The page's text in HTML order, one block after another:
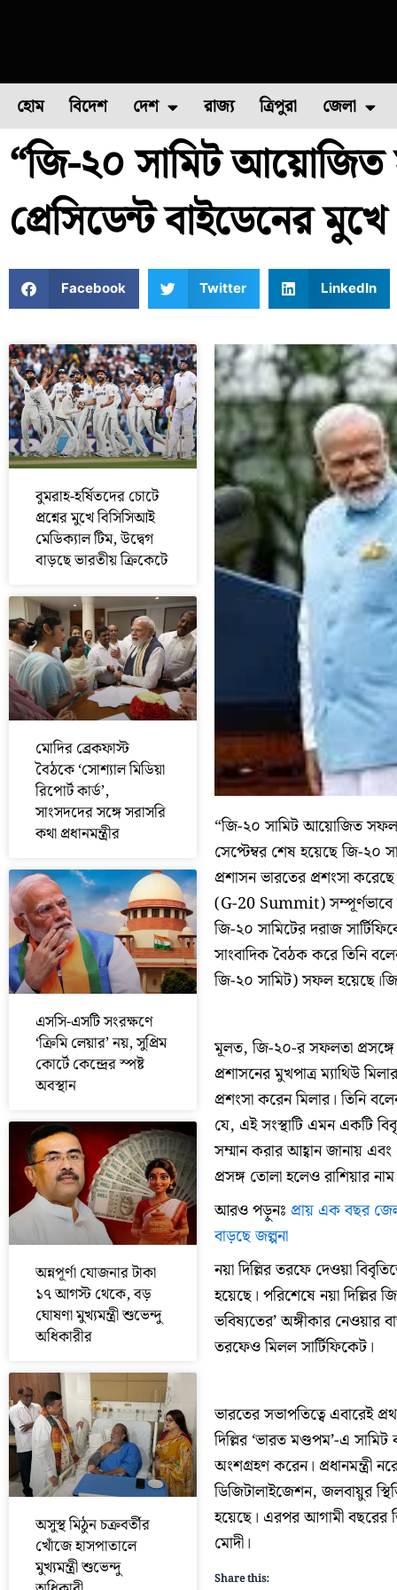
হোম বিদেশ দেশ
ফুল চাষ ফল চাষ মাছ চাষ পোল্ট্রি
রাজ্য ত্রিপুরা জেলা
উত্তর ২৪
“জি-২০ সামিট আয়োজিত
প্রেসিডেন্ট বাইডেনের মুখে
Facebook Twitter LinkedIn
বুমরাহ-হর্ষিতদের চোটে
প্রশ্নের মুখে বিসিসিআই
মেডিক্যাল টিম, উদ্বেগ
বাড়ছে ভারতীয় ক্রিকেটে
মোদির ব্রেকফাস্ট
বৈঠকে ‘সোশ্যাল মিডিয়া
রিপোর্ট কার্ড’,
সাংসদদের সঙ্গে সরাসরি
কথা প্রধানমন্ত্রীর
এসসি-এসটি সংরক্ষণে
‘ক্রিমি লেয়ার’ নয়, সুপ্রিম
কোর্টে কেন্দ্রের স্পষ্ট
অবস্থান
অন্নপূর্ণা যোজনার টাকা
১৭ আগস্ট থেকে, বড়
ঘোষণা মুখ্যমন্ত্রী শুভেন্দু
অধিকারীর
অসুস্থ মিঠুন চক্রবর্তীর
খোঁজে হাসপাতালে
মুখ্যমন্ত্রী শুভেন্দু
“জি-২০ সামিট আয়োজিত সফল
সেপ্টেম্বর শেষ হয়েছে জি-২০
প্রশাসন ভারতের প্রশংসা
(G-20 Summit) সম্পূর্ণভাবে
জি-২০ সামিটের দরাজ
সাংবাদিক বৈঠক করে তিনি
জি-২০ সামিট) সফল
মূলত, জি-২০-র সফলতা প্রসঙ্গে
প্রশাসনের মুখপাত্র ম্যাথিউ
প্রশংসা করেন মিলার। তিনি
যে, এই সংস্থাটি এমন একটি
সম্মান করার আহ্বান জানায়
প্রসঙ্গ তোলা হলেও রাশিয়ার
আরও পড়ুনঃ প্রায় এক বছর
বাড়ছে জল্পনা
নয়া দিল্লির তরফে দেওয়া
হয়েছে। পরিশেষে নয়া
ভবিষ্যতের’ অঙ্গীকার নেওয়ার
তরফেও মিলল সার্টিফিকেট।
ভারতের সভাপতিত্বে এবারেই
দিল্লির ‘ভারত মণ্ডপম’-এ
অংশগ্রহণ করেন। প্রধানমন্ত্রী
ডিজিটালাইজেশন, জলবায়ুর
হয়েছে। এরপর আগামী বছরের জি-
মোদী।
Share this: